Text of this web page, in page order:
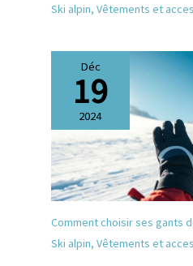
Ski alpin, Vêtements et
Déc
19
2024
Comment choisir ses gants
Ski alpin, Vêtements et